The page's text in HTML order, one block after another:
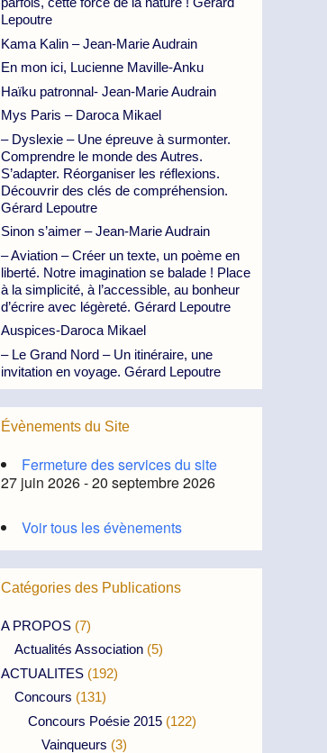
Lepoutre
Kama Kalin – Jean-Marie Audrain
En mon ici, Lucienne Maville-Anku
Haïku patronnal- Jean-Marie Audrain
Mys Paris – Daroca Mikael
– Dyslexie – Une épreuve à surmonter.
Comprendre le monde des Autres.
S’adapter. Réorganiser les réflexions.
Découvrir des clés de compréhension.
Gérard Lepoutre
Sinon s’aimer – Jean-Marie Audrain
– Aviation – Créer un texte, un poème en
liberté. Notre imagination se balade ! Place
à la simplicité, à l’accessible, au bonheur
d’écrire avec légèreté. Gérard Lepoutre
Auspices-Daroca Mikael
– Le Grand Nord – Un itinéraire, une
invitation en voyage. Gérard Lepoutre
Évènements du Site
Fermeture des services du site
27 juin 2026 - 20 septembre 2026
Voir tous les évènements
Catégories des Publications
A PROPOS (7)
Actualités Association (5)
ACTUALITES (192)
Concours (131)
Concours Poésie 2015 (122)
Vainqueurs (3)